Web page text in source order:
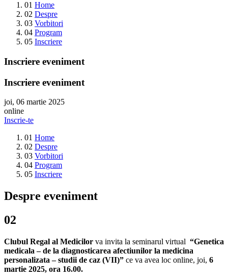
01 Home
02 Despre
03 Vorbitori
04 Program
05 Inscriere
Inscriere eveniment
Inscriere eveniment
joi, 06 martie 2025
online
Inscrie-te
01 Home
02 Despre
03 Vorbitori
04 Program
05 Inscriere
Despre eveniment
02
Clubul Regal al Medicilor va invita la seminarul virtual “Genetica
medicala – de la diagnosticarea afectiunilor la medicina
personalizata – studii de caz (VII)” ce va avea loc online, joi, 6
martie 2025, ora 16.00.